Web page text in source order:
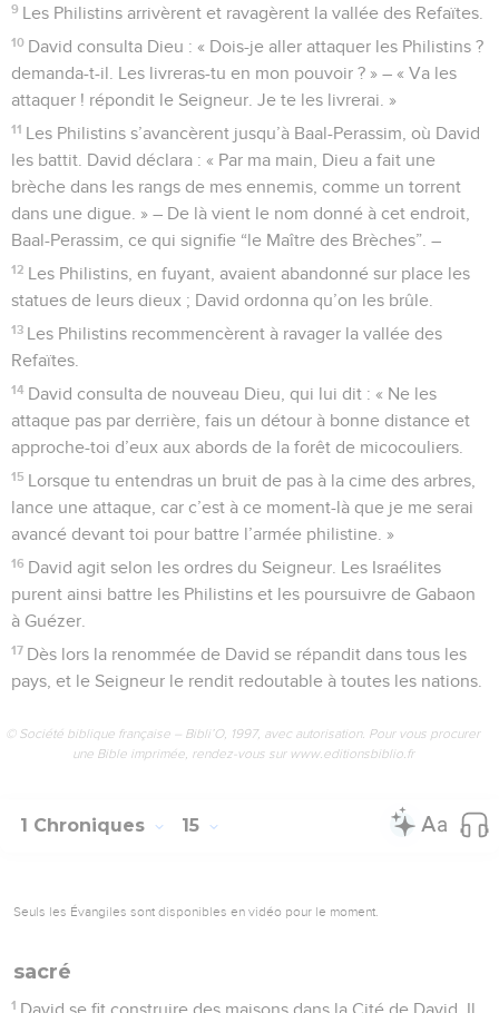
9 Les Philistins arrivèrent et ravagèrent la vallée des Refaïtes.
10 David consulta Dieu : « Dois-je aller attaquer les Philistins ?
demanda-t-il. Les livreras-tu en mon pouvoir ? » – « Va les
attaquer ! répondit le Seigneur. Je te les livrerai. »
11 Les Philistins s’avancèrent jusqu’à Baal-Perassim, où David
les battit. David déclara : « Par ma main, Dieu a fait une
brèche dans les rangs de mes ennemis, comme un torrent
dans une digue. » – De là vient le nom donné à cet endroit,
Baal-Perassim, ce qui signifie “le Maître des Brèches”. –
12 Les Philistins, en fuyant, avaient abandonné sur place les
statues de leurs dieux ; David ordonna qu’on les brûle.
13 Les Philistins recommencèrent à ravager la vallée des
Refaïtes.
14 David consulta de nouveau Dieu, qui lui dit : « Ne les
attaque pas par derrière, fais un détour à bonne distance et
approche-toi d’eux aux abords de la forêt de micocouliers.
15 Lorsque tu entendras un bruit de pas à la cime des arbres,
lance une attaque, car c’est à ce moment-là que je me serai
avancé devant toi pour battre l’armée philistine. »
16 David agit selon les ordres du Seigneur. Les Israélites
purent ainsi battre les Philistins et les poursuivre de Gabaon
à Guézer.
17 Dès lors la renommée de David se répandit dans tous les
pays, et le Seigneur le rendit redoutable à toutes les nations.
© Société biblique française – Bibli’O, 1997, avec autorisation. Pour vous procurer
une Bible imprimée, rendez-vous sur www.editionsbiblio.fr
1 Chroniques 15
Seuls les Évangiles sont disponibles en vidéo pour le moment.
sacré
1 David se fit construire des maisons dans la Cité de David. Il